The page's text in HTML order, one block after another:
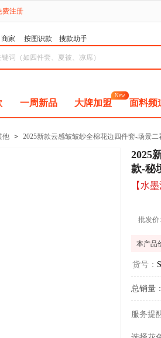
费注册
商家 按图识款 搜款助手
一周新品 大牌加盟
New
面料频
他 > 2025新款云感皱皱纱全棉花边四件套-场景二
2025
款-秘
【水
批发价:
本产品
货号：
总销量：
服务提